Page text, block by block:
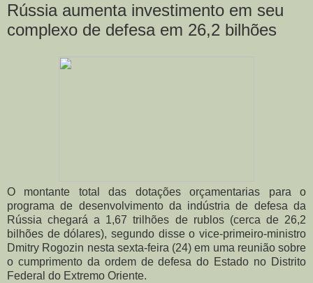
Rússia aumenta investimento em seu
complexo de defesa em 26,2 bilhões
O montante total das dotações orçamentarias para o
programa de desenvolvimento da indústria de defesa da
Rússia chegará a 1,67 trilhões de rublos (cerca de 26,2
bilhões de dólares), segundo disse o vice-primeiro-ministro
Dmitry Rogozin nesta sexta-feira (24) em uma reunião sobre
o cumprimento da ordem de defesa do Estado no Distrito
Federal do Extremo Oriente.